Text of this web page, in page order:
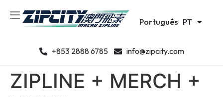
Português PT
한국어 KO
+853 2888 6785 info@zipcity.com
ZIPLINE + MERCH +